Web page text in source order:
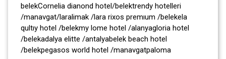
belekCornelia dianond hotel/belektrendy hotelleri
/manavgat/laralimak /lara rixos premıum /belekela
qultıy hotel /belekmy lome hotel /alanyagloria hotel
/belekadalya elitte /antalyabelek beach hotel
/belekpegasos world hotel /manavgatpaloma